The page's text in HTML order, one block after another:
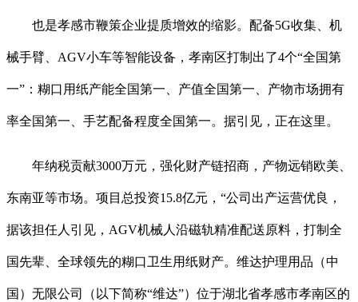
也是孝感市鞭策企业提质增效的缩影。配备5G收集、机
械手臂、AGV小车等智能设备，孝南区打制出了4个“全国第
一”：糊口用纸产能全国第一、产值全国第一、产物市场拥有
率全国第一、手艺配备程度全国第一。据引见，正在这里。
年纳税贡献3000万元，强化财产链招商，产物远销欧美、
东南亚等市场。项目总投资15.8亿元，“公司出产运营优良，
据该担任人引见，AGV机械人沿磁轨精准配送原料，打制全
国先辈、全球领先的糊口卫生用纸财产。维达护理用品（中
国）无限公司（以下简称“维达”）位于湖北省孝感市孝南区的